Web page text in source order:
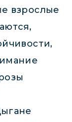
взрослые